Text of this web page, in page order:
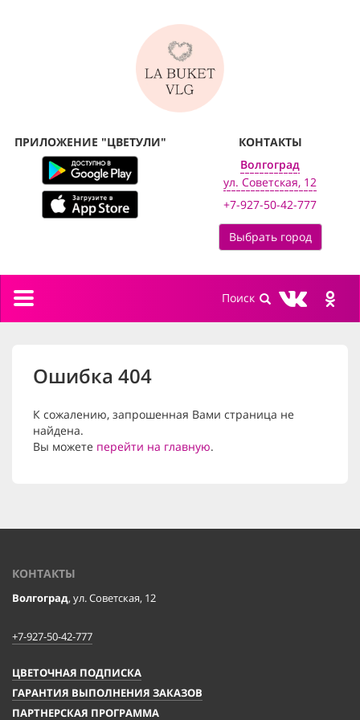
ПРИЛОЖЕНИЕ "ЦВЕТУЛИ"
КОНТАКТЫ
Волгоград
ул. Советская, 12
+7-927-50-42-777
Выбрать город
Toggle
Ошибка 404
К сожалению, запрошенная Вами страница не
найдена.
Вы можете перейти на главную.
КОНТАКТЫ
Волгоград, ул. Советская, 12
+7-927-50-42-777
ЦВЕТОЧНАЯ ПОДПИСКА
ГАРАНТИЯ ВЫПОЛНЕНИЯ ЗАКАЗОВ
ПАРТНЕРСКАЯ ПРОГРАММА